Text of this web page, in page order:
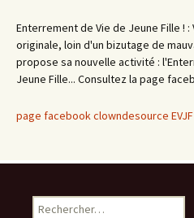
Enterrement de Vie de Jeune Fille !
originale, loin d'un bizutage de
propose sa nouvelle activité :
Jeune Fille... Consultez la page
page facebook clowndesource EVJF
Rechercher :